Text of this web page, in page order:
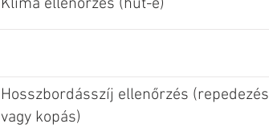
Klíma ellenőrzés (hűt-e)
Hosszbordásszíj ellenőrzés (repedezés
vagy kopás)